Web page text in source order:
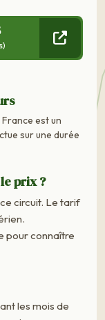
est un
sur une durée
prix ?
circuit. Le tarif
pour connaître
les mois de